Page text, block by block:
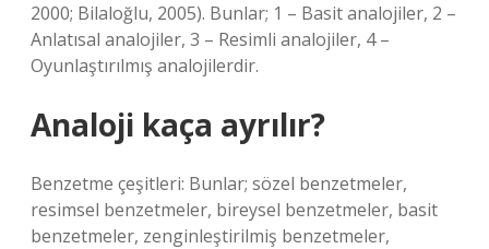
2000; Bilaloğlu, 2005). Bunlar; 1 – Basit analojiler, 2 –
Anlatısal analojiler, 3 – Resimli analojiler, 4 –
Oyunlaştırılmış analojilerdir.
Analoji kaça ayrılır?
Benzetme çeşitleri: Bunlar; sözel benzetmeler,
resimsel benzetmeler, bireysel benzetmeler, basit
benzetmeler, zenginleştirilmiş benzetmeler,